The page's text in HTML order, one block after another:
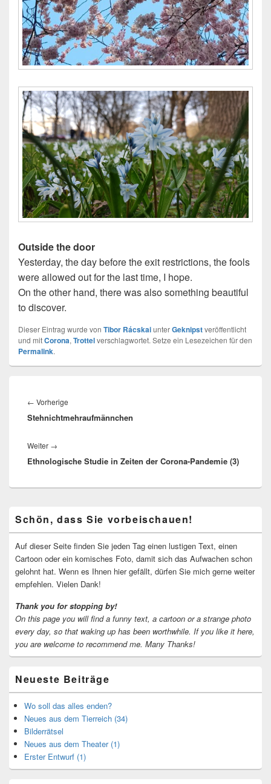
Outside the door
Yesterday, the day before the exit restrictions, the fools
were allowed out for the last time, I hope.
On the other hand, there was also something beautiful
to discover.
Dieser Eintrag wurde von Tibor RácskaiunterGeknipstveröffentlicht
und mitCorona,Trottelverschlagwortet. Setze ein Lesezeichen für den
Permalink.
← Vorherige
Beitrag:
Stehnichtmehraufmännchen
Weiter →
Beitrag:
Ethnologische Studie in Zeiten der Corona-Pandemie (3)
Seitenleisten-
Widgetbereich
Schön, dass Sie vorbeischauen!
Auf dieser Seite finden Sie jeden Tag einen lustigen Text, einen
Cartoon oder ein komisches Foto, damit sich das Aufwachen schon
gelohnt hat. Wenn es Ihnen hier gefällt, dürfen Sie mich gerne weiter
empfehlen. Vielen Dank!
Thank you for stopping by!
On this page you will find a funny text, a cartoon or a strange photo
every day, so that waking up has been worthwhile. If you like it here,
you are welcome to recommend me. Many Thanks!
Neueste Beiträge
Wo soll das alles enden?
Neues aus dem Tierreich (34)
Bilderrätsel
Neues aus dem Theater (1)
Erster Entwurf (1)